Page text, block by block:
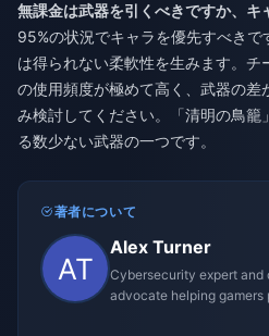
無課金は武器を引くべきですか、キ
95%の状況でキャラを優先すべき
は得られない柔軟性を生みます。チ
の使用頻度が極めて高く、武器の差
み検討してください。「清明の鳥籠
る数少ない武器の一つです。
著者について
Alex Turner
Cybersecurity expert
advocate helping